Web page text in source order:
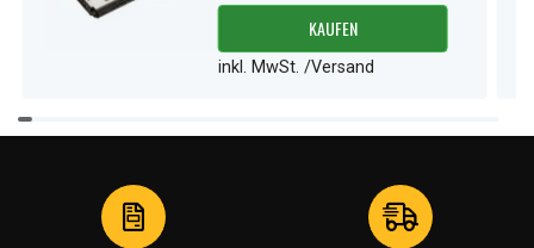
KAUFEN
inkl. MwSt. /Versand
Item
1